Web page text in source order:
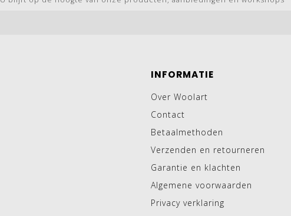
INFORMATIE
Over Woolart
Contact
Betaalmethoden
Verzenden en retourneren
Garantie en klachten
Algemene voorwaarden
Privacy verklaring